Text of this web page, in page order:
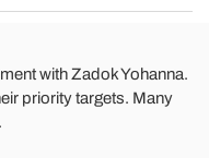
with Zadok Yohanna.
priority targets. Many